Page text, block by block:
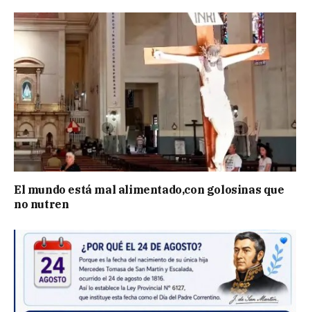
El mundo está mal alimentado,con golosinas que
no nutren